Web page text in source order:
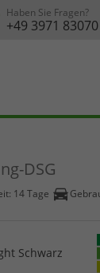
Haben Sie Fragen?
+49 3971 83070
DSG
14 Tage
Schwarz